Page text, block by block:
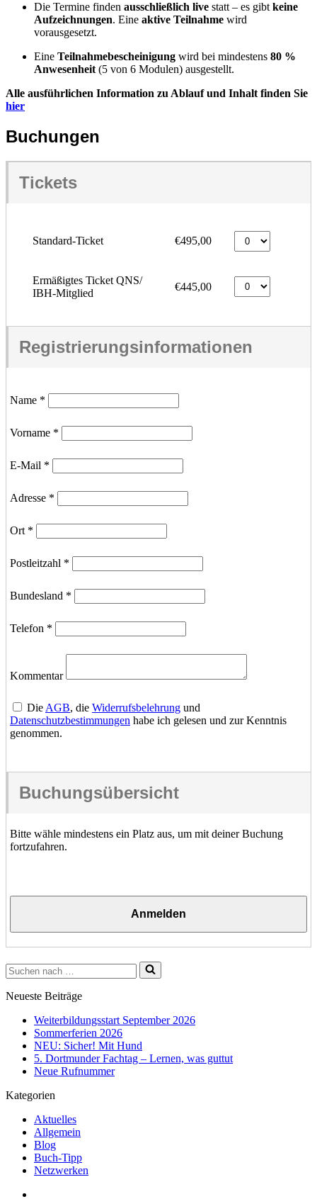
Die Termine finden ausschließlich live statt – es gibt keine
Aufzeichnungen. Eine aktive Teilnahme wird
vorausgesetzt.
Eine Teilnahmebescheinigung wird bei mindestens 80 %
Anwesenheit (5 von 6 Modulen) ausgestellt.
Alle ausführlichen Information zu Ablauf und Inhalt finden Sie
hier
Buchungen
Tickets
Standard-Ticket €495,00
Ermäßigtes Ticket QNS/
IBH-Mitglied
€445,00
Registrierungsinformationen
Name *
Vorname *
E-Mail *
Adresse *
Ort *
Postleitzahl *
Bundesland *
Telefon *
Kommentar
Die AGB, die Widerrufsbelehrung und
Datenschutzbestimmungen habe ich gelesen und zur Kenntnis
genommen.
Buchungsübersicht
Bitte wähle mindestens ein Platz aus, um mit deiner Buchung
fortzufahren.
Suchen
nach …
Neueste Beiträge
Weiterbildungsstart September 2026
Sommerferien 2026
NEU: Sicher! Mit Hund
5. Dortmunder Fachtag – Lernen, was guttut
Neue Rufnummer
Kategorien
Aktuelles
Allgemein
Blog
Buch-Tipp
Netzwerken